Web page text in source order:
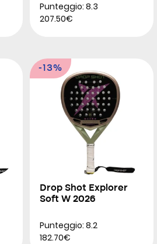
Punteggio: 8.3
207.50€
-13%
Drop Shot Explorer
Soft W 2026
Punteggio: 8.2
182.70€